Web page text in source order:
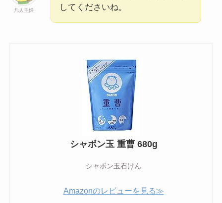
凡人主婦
してくださいね。
シャボン玉 重曹 680g
シャボン玉石けん
Amazonのレビューを見る≫